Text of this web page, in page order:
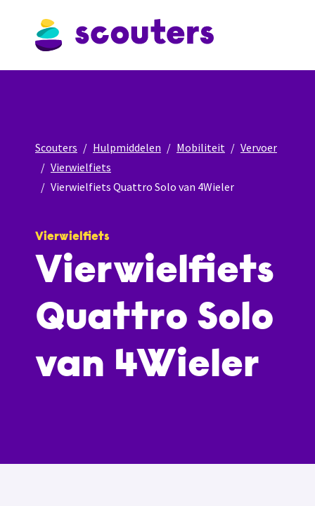
Scouters Hulpmiddelen Mobiliteit
Vervoer
Vierwielfiets
Vierwielfiets Quattro Solo van 4Wieler
Vierwielfiets
Vierwielfiets
Quattro Solo
van 4Wieler